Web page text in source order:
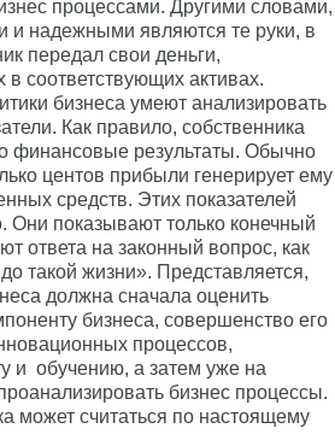
процессами. Другими словами,
и надежными являются те руки, в
передал свои деньги,
в соответствующих активах.
бизнеса умеют анализировать
Как правило, собственника
финансовые результаты. Обычно
центов прибыли генерирует ему
средств. Этих показателей
Они показывают только конечный
ответа на законный вопрос, как
такой жизни». Представляется,
должна сначала оценить
бизнеса, совершенство его
процессов,
и обучению, а затем уже на
бизнес процессы.
может считаться по настоящему